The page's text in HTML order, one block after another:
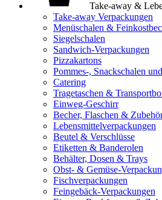
Take-away &
Take-away Verpackungen
Menüschalen &
Siegelschalen
Sandwich-Verpackungen
Pizzakartons
Pommes-, Snackschalen
Catering
Tragetaschen &
Einweg-Geschirr
Becher, Flaschen &
Lebensmittelverpackungen
Beutel & Verschlüsse
Etiketten & Banderolen
Behälter, Dosen & Trays
Obst- & Gemüse-
Fischverpackungen
Feingebäck-Verpackungen